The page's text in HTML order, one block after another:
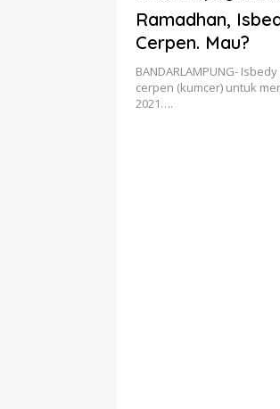
Ramadhan,
Cerpen. Mau?
BANDARLAMPUNG-
cerpen (kumcer) untuk
2021….